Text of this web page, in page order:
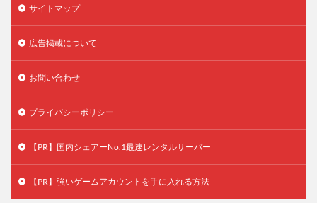
サイトマップ
広告掲載について
お問い合わせ
プライバシーポリシー
【PR】国内シェアーNo.1最速レンタルサーバー
【PR】強いゲームアカウントを手に入れる方法